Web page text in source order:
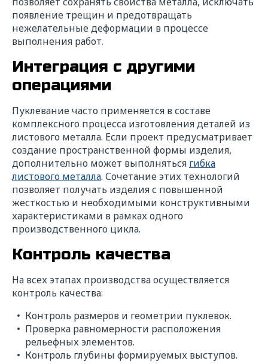
появление трещин и предотвращать
нежелательные деформации в процессе
выполнения работ.
Интеграция с другими
операциями
Пуклевание часто применяется в составе
комплексного процесса изготовления деталей из
листового металла. Если проект предусматривает
создание пространственной формы изделия,
дополнительно может выполняться гибка
листового металла. Сочетание этих технологий
позволяет получать изделия с повышенной
жесткостью и необходимыми конструктивными
характеристиками в рамках одного
производственного цикла.
Контроль качества
На всех этапах производства осуществляется
контроль качества:
Контроль размеров и геометрии пуклевок.
Проверка равномерности расположения
рельефных элементов.
Контроль глубины формируемых выступов.